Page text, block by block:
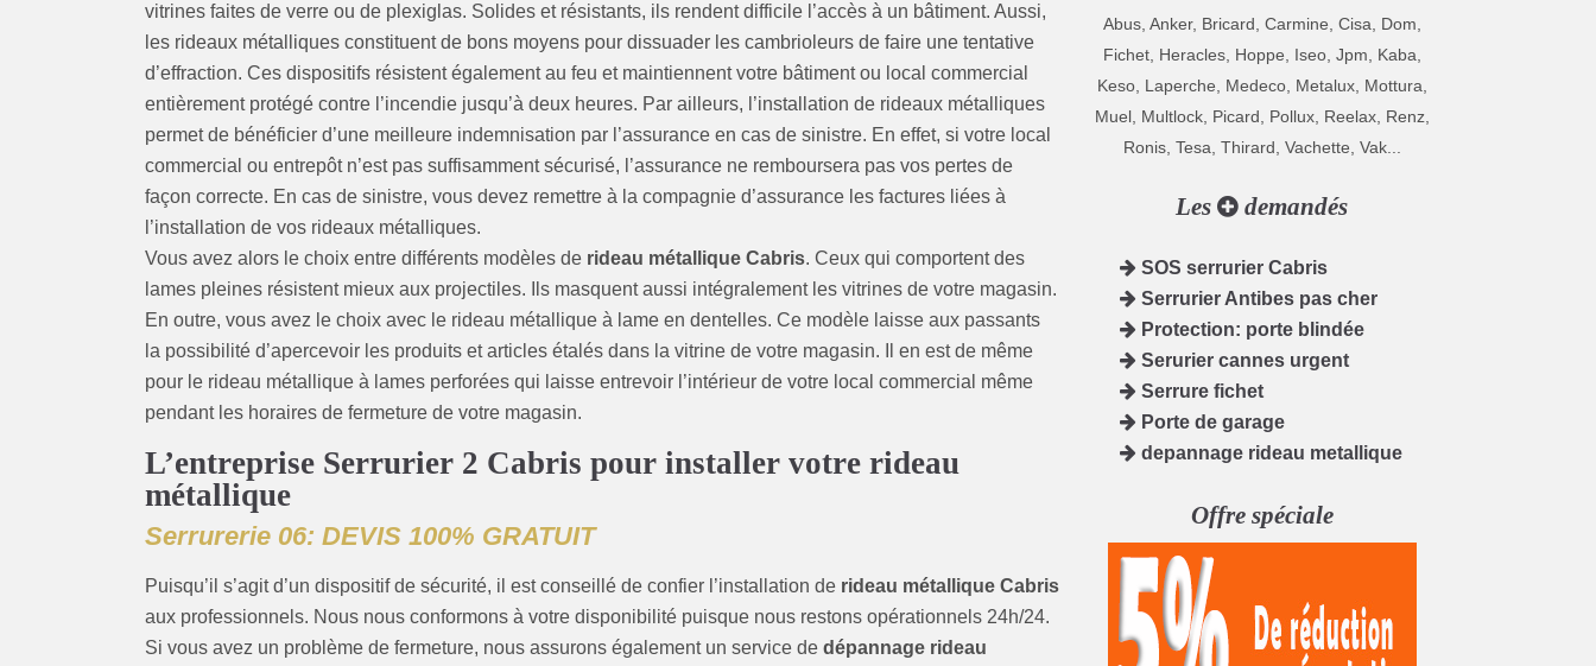
vitrines faites de verre ou de plexiglas. Solides et résistants, ils rendent difficile l’accès à un bâtiment. Aussi,
les rideaux métalliques constituent de bons moyens pour dissuader les cambrioleurs de faire une tentative
d’effraction. Ces dispositifs résistent également au feu et maintiennent votre bâtiment ou local commercial
entièrement protégé contre l’incendie jusqu’à deux heures. Par ailleurs, l’installation de rideaux métalliques
permet de bénéficier d’une meilleure indemnisation par l’assurance en cas de sinistre. En effet, si votre local
commercial ou entrepôt n’est pas suffisamment sécurisé, l’assurance ne remboursera pas vos pertes de
façon correcte. En cas de sinistre, vous devez remettre à la compagnie d’assurance les factures liées à
l’installation de vos rideaux métalliques.
Vous avez alors le choix entre différents modèles de rideau métallique Cabris. Ceux qui comportent des
lames pleines résistent mieux aux projectiles. Ils masquent aussi intégralement les vitrines de votre magasin.
En outre, vous avez le choix avec le rideau métallique à lame en dentelles. Ce modèle laisse aux passants
la possibilité d’apercevoir les produits et articles étalés dans la vitrine de votre magasin. Il en est de même
pour le rideau métallique à lames perforées qui laisse entrevoir l’intérieur de votre local commercial même
pendant les horaires de fermeture de votre magasin.
L’entreprise Serrurier 2 Cabris pour installer votre rideau
métallique
Serrurerie 06: DEVIS 100% GRATUIT
Puisqu’il s’agit d’un dispositif de sécurité, il est conseillé de confier l’installation de rideau métallique Cabris
aux professionnels. Nous nous conformons à votre disponibilité puisque nous restons opérationnels 24h/24.
Si vous avez un problème de fermeture, nous assurons également un service de dépannage rideau
Abus, Anker, Bricard, Carmine, Cisa, Dom,
Fichet, Heracles, Hoppe, Iseo, Jpm, Kaba,
Keso, Laperche, Medeco, Metalux, Mottura,
Muel, Multlock, Picard, Pollux, Reelax, Renz,
Ronis, Tesa, Thirard, Vachette, Vak...
Les demandés
SOS serrurier Cabris
Serrurier Antibes pas cher
Protection: porte blindée
Serurier cannes urgent
Serrure fichet
Porte de garage
depannage rideau metallique
Offre spéciale